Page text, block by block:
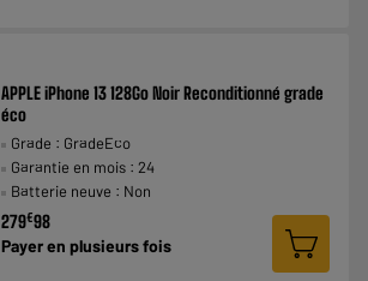
APPLE iPhone 13 128Go Noir Reconditionné grade
éco
Grade : GradeEco
Garantie en mois : 24
Batterie neuve : Non
279€98
Payer en plusieurs fois